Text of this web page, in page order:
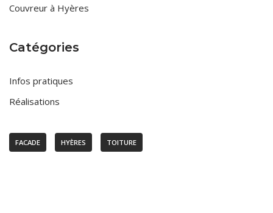
Couvreur à Hyères
Catégories
Infos pratiques
Réalisations
FACADE HYÈRES TOITURE